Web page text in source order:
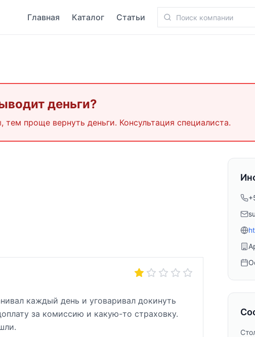
Главная Каталог Статьи
деньги?
проще вернуть деньги. Консультация специалиста.
каждый день и уговаривал докинуть
за комиссию и какую-то страховку.